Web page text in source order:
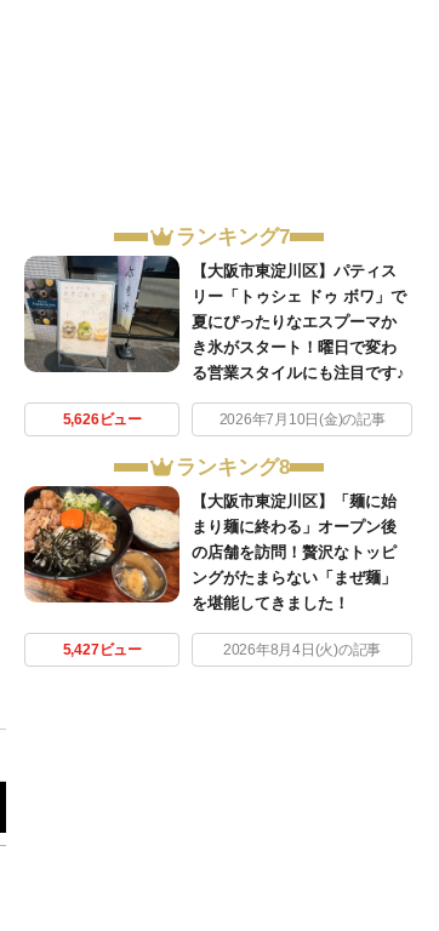
ランキング7
【大阪市東淀川区】パティス
リー「トゥシェ ドゥ ボワ」で
夏にぴったりなエスプーマか
き氷がスタート！曜日で変わ
る営業スタイルにも注目です♪
5,626ビュー 2026年7月10日(金)の記事
ランキング8
【大阪市東淀川区】「麺に始
まり麺に終わる」オープン後
の店舗を訪問！贅沢なトッピ
ングがたまらない「まぜ麺」
を堪能してきました！
5,427ビュー 2026年8月4日(火)の記事